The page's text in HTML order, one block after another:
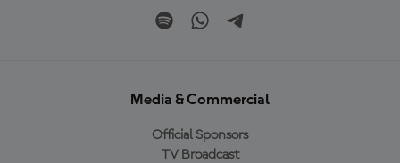
Media & Commercial
Official Sponsors
TV Broadcast